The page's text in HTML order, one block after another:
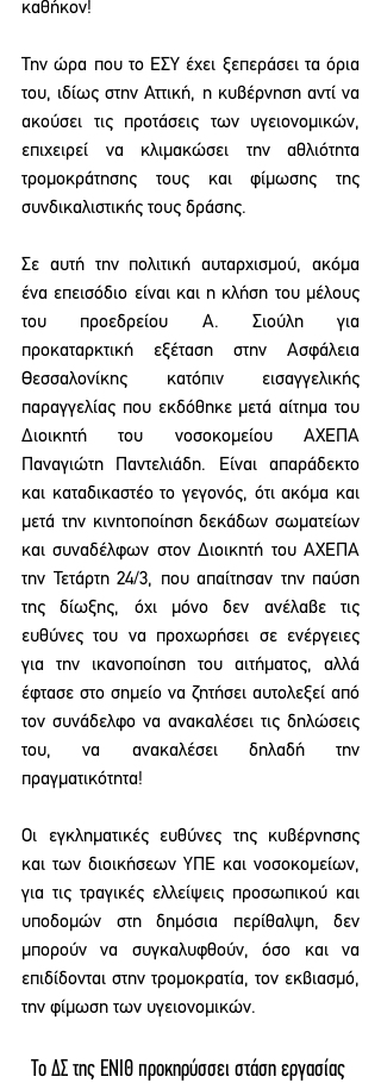
καθήκον!
Την ώρα που το ΕΣΥ έχει ξεπεράσει τα όρια
του, ιδίως στην Αττική, η κυβέρνηση αντί να
ακούσει τις προτάσεις των υγειονομικών,
επιχειρεί να κλιμακώσει την αθλιότητα
τρομοκράτησης τους και φίμωσης της
συνδικαλιστικής τους δράσης.
Σε αυτή την πολιτική αυταρχισμού, ακόμα
ένα επεισόδιο είναι και η κλήση του μέλους
του προεδρείου Α. Σιούλη για
προκαταρκτική εξέταση στην Ασφάλεια
Θεσσαλονίκης κατόπιν εισαγγελικής
παραγγελίας που εκδόθηκε μετά αίτημα του
Διοικητή του νοσοκομείου ΑΧΕΠΑ
Παναγιώτη Παντελιάδη. Είναι απαράδεκτο
και καταδικαστέο το γεγονός, ότι ακόμα και
μετά την κινητοποίηση δεκάδων σωματείων
και συναδέλφων στον Διοικητή του ΑΧΕΠΑ
την Τετάρτη 24/3, που απαίτησαν την παύση
της δίωξης, όχι μόνο δεν ανέλαβε τις
ευθύνες του να προχωρήσει σε ενέργειες
για την ικανοποίηση του αιτήματος, αλλά
έφτασε στο σημείο να ζητήσει αυτολεξεί από
τον συνάδελφο να ανακαλέσει τις δηλώσεις
του, να ανακαλέσει δηλαδή την
πραγματικότητα!
Οι εγκληματικές ευθύνες της κυβέρνησης
και των διοικήσεων ΥΠΕ και νοσοκομείων,
για τις τραγικές ελλείψεις προσωπικού και
υποδομών στη δημόσια περίθαλψη, δεν
μπορούν να συγκαλυφθούν, όσο και να
επιδίδονται στην τρομοκρατία, τον εκβιασμό,
την φίμωση των υγειονομικών.
Το ΔΣ της ΕΝΙΘ προκηρύσσει στάση εργασίας